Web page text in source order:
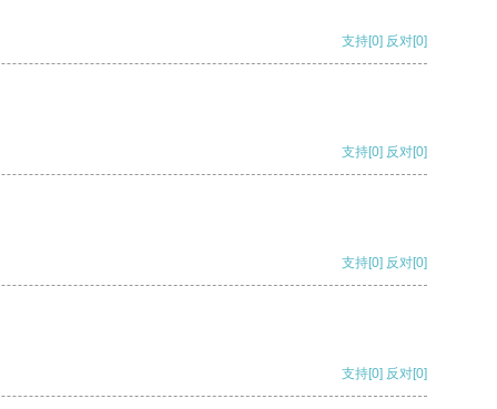
支持[0] 反对[0]
支持[0] 反对[0]
支持[0] 反对[0]
支持[0] 反对[0]